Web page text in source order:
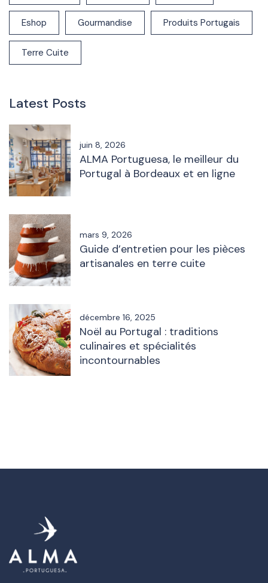
Eshop Gourmandise Produits Portugais
Terre Cuite
Latest Posts
juin 8, 2026
ALMA Portuguesa, le meilleur du
Portugal à Bordeaux et en ligne
mars 9, 2026
Guide d’entretien pour les pièces
artisanales en terre cuite
décembre 16, 2025
Noël au Portugal : traditions
culinaires et spécialités
incontournables